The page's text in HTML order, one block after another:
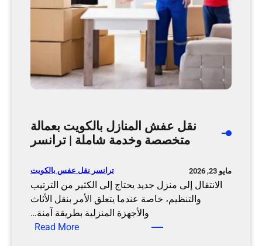
نقل عفش المنازل بالكويت بعمالة
متخصصة وخدمة شاملة | ترانسر
مايو 23, 2026 ترانسر نقل عفس بالكويت
الانتقال إلى منزل جديد يحتاج إلى الكثير من الترتيب
والتنظيم، خاصة عندما يتعلق الأمر بنقل الأثاث
والأجهزة المنزلية بطريقة آمنة…
Read More
: